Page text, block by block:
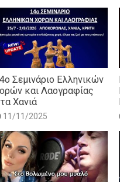
Σεμινάριο Ελληνικών
και Λαογραφίας
Χανιά
11/11/2025